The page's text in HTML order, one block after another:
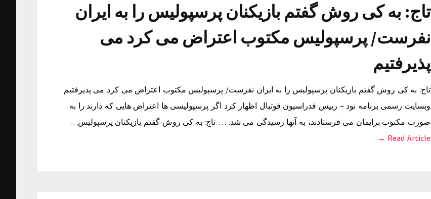
تاج: به کی روش گفتم بازیکنان پرسپولیس را به ایران
نفرست/ پرسپولیس مکتوب اعتراض می کرد می
پذیرفتیم
تاج: به کی روش گفتم بازیکنان پرسپولیس را به ایران نفرست/ پرسپولیس مکتوب اعتراض می کرد می پذیرفتیم
وبسایت رسمی برنامه نود – رییس فدراسیون فوتبال اظهار کرد اگر پرسپولیسی ها اعتراض هایی که دارند را به
صورت مکتوب برایمان می فرستادند، به آنها رسیدگی می شد. … تاج: به کی روش گفتم بازیکنان پرسپولیس…
Read Article →